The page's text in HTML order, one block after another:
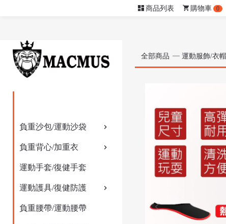
商品列表 購物車 0
負重沙包/運動沙袋
負重背心/加重衣
運動手套/復健手套
運動護具/復健防護
負重腰帶/運動腰帶
全部商品 運動服飾/衣